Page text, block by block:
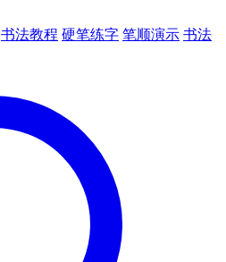
书法教程 硬笔练字 笔顺演示 书法